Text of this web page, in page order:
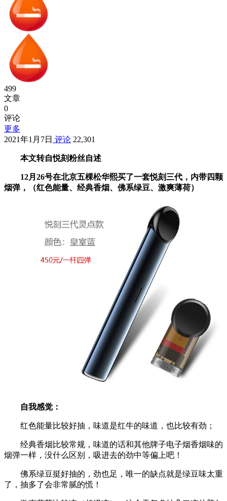
499
文章
0
评论
更多
2021年1月7日 评论 22,301
本文转自悦刻粉丝自述
12月26号在北京五棵松华熙买了一套悦刻三代，内带四颗
烟弹，（红色能量、经典香烟、佛系绿豆、激爽薄荷）
自我感觉：
红色能量比较好抽，味道是红牛的味道，也比较有劲；
经典香烟比较常规，味道的话和其他牌子电子烟香烟味的
烟弹一样，没什么区别，吸进去的劲中等偏上吧！
佛系绿豆挺好抽的，劲也足，唯一的缺点就是绿豆味太重
了，抽多了会非常腻的慌！